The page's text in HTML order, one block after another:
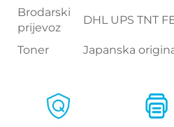
Brodarski
prijevoz
DHL UPS TNT
Toner Japanska